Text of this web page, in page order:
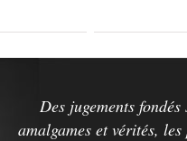
Des jugements
amalgames et vérités,